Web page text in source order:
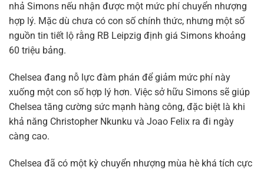
nhả Simons nếu nhận được một mức phí chuyển nhượng
hợp lý. Mặc dù chưa có con số chính thức, nhưng một số
nguồn tin tiết lộ rằng RB Leipzig định giá Simons khoảng
60 triệu bảng.
Chelsea đang nỗ lực đàm phán để giảm mức phí này
xuống một con số hợp lý hơn. Việc sở hữu Simons sẽ giúp
Chelsea tăng cường sức mạnh hàng công, đặc biệt là khi
khả năng Christopher Nkunku và Joao Felix ra đi ngày
càng cao.
Chelsea đã có một kỳ chuyển nhượng mùa hè khá tích cực